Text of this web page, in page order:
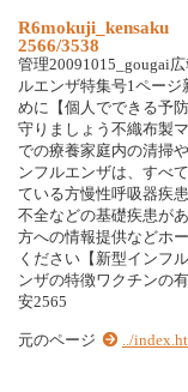
R6mokuji_kensaku
2566/3538
管理20091015_gougai
ルエンザ特集号1ペー
めに【個人でできる予
守りましょう不織布製
での療養家庭内の清掃
ンフルエンザは、すべ
ている方慢性呼吸器疾
不全などの基礎疾患が
方への情報提供などホ
ください【新型インフ
ンザの特徴ワクチンの
安2565
元のページ ../